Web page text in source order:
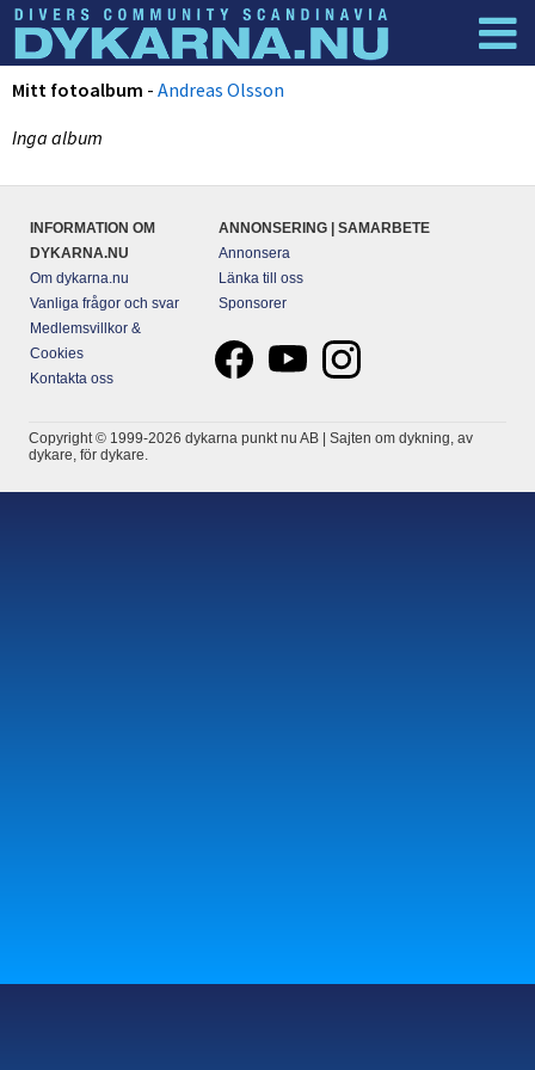
Dyknyheter
Mitt fotoalbum - Andreas Olsson
Inga album
INFORMATION OM
DYKARNA.NU
Om dykarna.nu
Vanliga frågor och svar
Medlemsvillkor &
Cookies
Kontakta oss
ANNONSERING | SAMARBETE
Annonsera
Länka till oss
Sponsorer
Copyright © 1999-2026 dykarna punkt nu AB | Sajten om dykning, av
dykare, för dykare.